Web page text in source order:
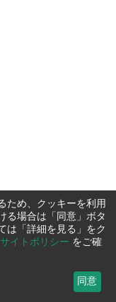
ため、クッキーを利用
る場合は「同意」ボタ
は「詳細を見る」をク
サイトポリシー をご確
同意